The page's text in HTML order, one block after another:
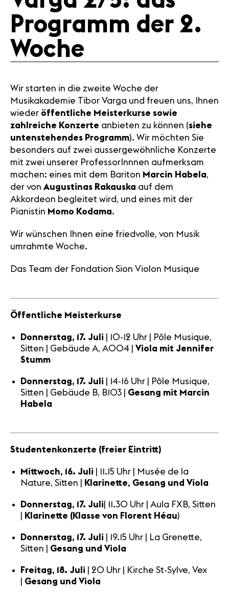
Medien
Jobs
Über uns
Impressum
Programm der 2.
Woche
Wir starten in die zweite Woche der
Musikakademie Tibor Varga und freuen uns, Ihnen
wieder öffentliche Meisterkurse sowie
zahlreiche Konzerte anbieten zu können (siehe
untenstehendes Programm). Wir möchten Sie
besonders auf zwei aussergewöhnliche Konzerte
mit zwei unserer ProfessorInnnen aufmerksam
machen: eines mit dem Bariton Marcin Habela,
der von Augustinas Rakauska auf dem
Akkordeon begleitet wird, und eines mit der
Pianistin Momo Kodama.
Wir wünschen Ihnen eine friedvolle, von Musik
umrahmte Woche.
Das Team der Fondation Sion Violon Musique
Öffentliche Meisterkurse
Donnerstag, 17. Juli | 10-12 Uhr | Pôle Musique,
Sitten | Gebäude A, A004 | Viola mit Jennifer
Stumm
Donnerstag, 17. Juli | 14-16 Uhr | Pôle Musique,
Sitten | Gebäude B, B103 | Gesang mit Marcin
Habela
Studentenkonzerte (freier Eintritt)
Mittwoch, 16. Juli
| 11.15 Uhr | Musée de la
Nature, Sitten |
Klarinette, Gesang und Viola
Donnerstag, 17. Juli | 11.30 Uhr | Aula FXB, Sitten
Klarinette (Klasse von Florent Héau)
Donnerstag, 17. Juli
| 19.15 Uhr | La Grenette,
Sitten | Gesang und Viola
Freitag, 18. Juli | 20 Uhr | Kirche St-Sylve, Vex
Gesang und Viola